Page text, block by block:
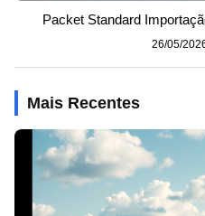
Packet Standard
26/05/
Mais Recentes